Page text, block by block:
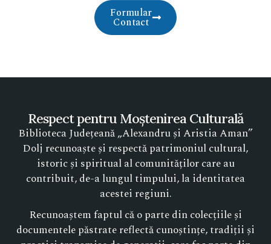
Formular
Contact
Respect pentru Moștenirea Culturală
Biblioteca Județeană „Alexandru și Aristia Aman”
Dolj recunoaște și respectă patrimoniul cultural,
istoric și spiritual al comunităților care au
contribuit, de-a lungul timpului, la identitatea
acestei regiuni.
Recunoaștem faptul că o parte din colecțiile și
documentele păstrate reflectă cunoștințe, tradiții și